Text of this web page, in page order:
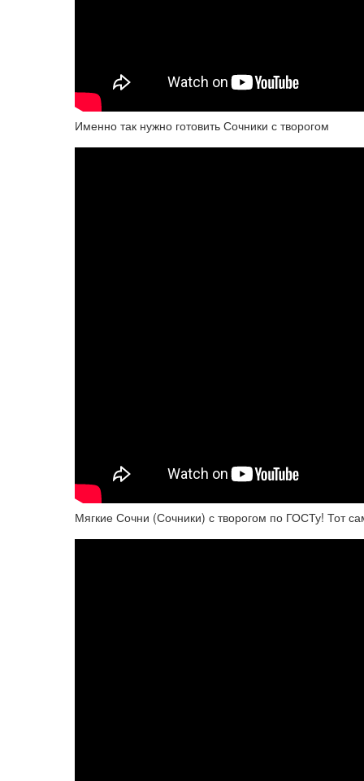
Именно так нужно готовить Сочники с творогом
Мягкие Сочни (Сочники) с творогом по ГОСТу! Тот